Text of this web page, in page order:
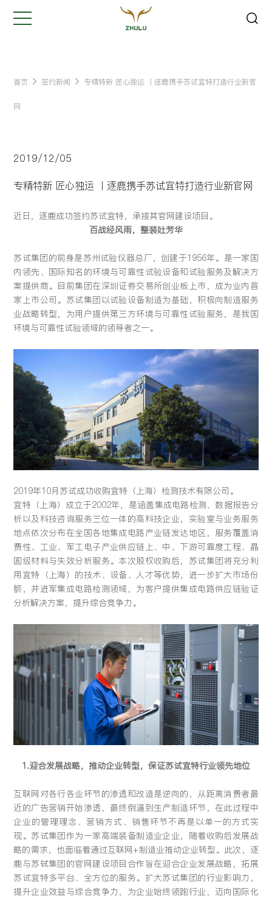
首页 签约新闻 专精特新 匠心独运 丨逐鹿携手苏试宜特打造行业新官
网
2019/12/05
专精特新 匠心独运 丨逐鹿携手苏试宜特打造行业新官网
近日，逐鹿成功签约苏试宜特，承接其官网建设项目。
百战经风雨，整装吐芳华
苏试集团的前身是苏州试验仪器总厂，创建于1956年。是一家国
内领先、国际知名的环境与可靠性试验设备和试验服务及解决方
案提供商。目前集团在深圳证券交易所创业板上市，成为业内首
家上市公司。苏试集团以试验设备制造为基础，积极向制造服务
业战略转型，为用户提供第三方环境与可靠性试验服务，是我国
环境与可靠性试验领域的领导者之一。
2019年10月苏试成功收购宜特（上海）检测技术有限公司。
宜特（上海）成立于2002年，是涵盖集成电路检测、数据报告分
析以及科技咨询服务三位一体的高科技企业，实验室与业务服务
地点依次分布在全国各地集成电路产业链发达地区，服务覆盖消
费性、工业、军工电子产业供应链上、中、下游可靠度工程、晶
圆级材料与失效分析服务。本次股权收购后，苏试集团将充分利
用宜特（上海）的技术、设备、人才等优势，进一步扩大市场份
额，并进军集成电路检测领域，为客户提供集成电路供应链验证
分析解决方案，提升综合竞争力。
1.迎合发展战略，推动企业转型，保证苏试宜特行业领先地位
互联网对各行各业环节的渗透和改造是逆向的，从距离消费者最
近的广告营销开始渗透，最终倒逼到生产制造环节，在此过程中
企业的管理理念、营销方式、销售环节不再是以单一的方式实
现。苏试集团作为一家高端装备制造业企业，随着收购后发展战
略的需求，也面临着通过互联网+制造业推动企业转型。此次，逐
鹿与苏轼集团的官网建设项目合作旨在迎合企业发展战略，拓展
苏试宜特多平台、全方位的服务。扩大苏试集团的行业影响力，
提升企业效益与综合竞争力，为企业始终领跑行业，迈向国际化
是我们最重要的工作之一...
公司名称:*
留言: